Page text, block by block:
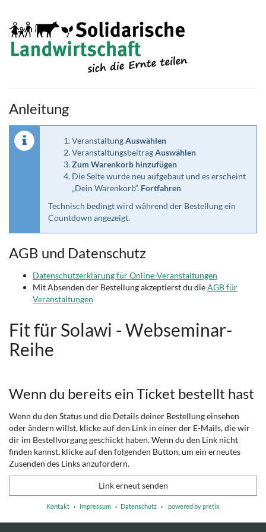
Haupt-
Inhalt
springen
Anleitung
VeranstaltungAuswählen
VeranstaltungsbeitragAuswählen
Zum Warenkorb hinzufügen
Die Seite wurde neu aufgebaut und es erscheint
„Dein Warenkorb“. Fortfahren
Technisch bedingt wird während der Bestellung ein
Countdown angezeigt.
AGB und Datenschutz
Datenschutzerklärung für Online-Veranstaltungen
Mit Absenden der Bestellung akzeptierst du dieAGB für
Veranstaltungen
Fit für Solawi - Webseminar-
Reihe
Wenn du bereits ein Ticket bestellt hast
Wenn du den Status und die Details deiner Bestellung einsehen
oder ändern willst, klicke auf den Link in einer der E-Mails, die wir
dir im Bestellvorgang geschickt haben. Wenn du den Link nicht
finden kannst, klicke auf den folgenden Button, um ein erneutes
Zusenden des Links anzufordern.
Link erneut senden
Kontakt Impressum Datenschutz powered by pretix